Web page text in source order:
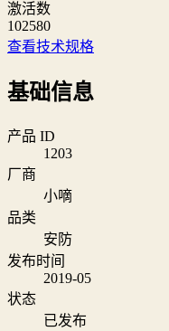
激活数
102580
查看技术规格
基础信息
产品 ID
1203
厂商
小嘀
品类
安防
发布时间
2019-05
状态
已发布